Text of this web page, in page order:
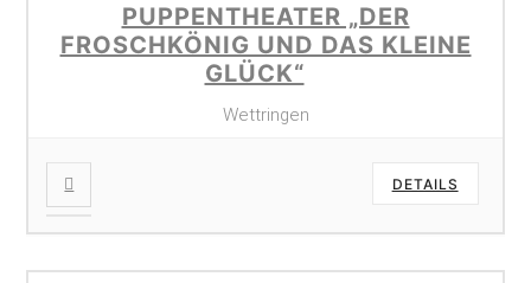
PUPPENTHEATER „DER
FROSCHKÖNIG UND DAS KLEINE
GLÜCK“
Wettringen
DETAILS